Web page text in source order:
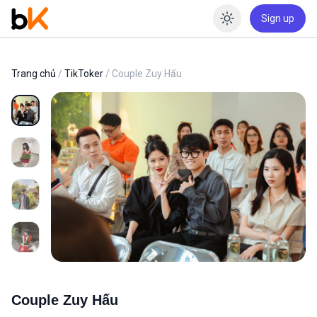
Enable
Sign up
Trang chủ / TikToker / Couple Zuy Hấu
Couple Zuy Hấu